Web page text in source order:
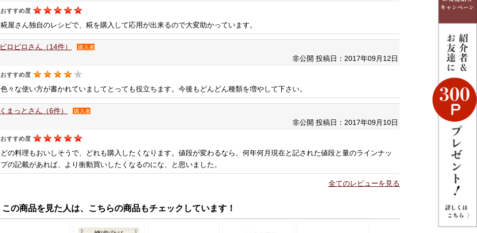
おすすめ度
糀屋さん独自のレシピで、糀を購入して応用が出来るので大変助かっています。
ピロピロさん（14件） 購入者
非公開 投稿日：2017年09月12日
おすすめ度
色々な使い方が書かれていましてとっても役立ちます。今後もどんどん種類を増やして下さい。
くまっとさん（6件） 購入者
非公開 投稿日：2017年09月10日
おすすめ度
どの料理もおいしそうで、どれも購入したくなります。値段が変わるなら、何年何月現在と記された値段と量のラインナッ
プの記載があれば、より衝動買いしたくなるのにな、と思いました。
全てのレビューを見る
この商品を見た人は、こちらの商品もチェックしています！